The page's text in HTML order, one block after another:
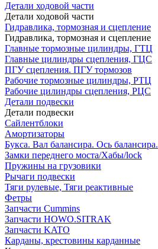
Детали ходовой части
Детали ходовой части
Гидравлика, тормозная и сцепление
Гидравлика, тормозная и сцепление
Главные тормозные цилиндры, ГТЦ
Главные цилиндры сцепления, ГЦС
ПГУ сцепления. ПГУ тормозов
Рабочие тормозные цилиндры, РТЦ
Рабочие цилиндры сцепления, РЦС
Детали подвески
Детали подвески
Cайлентблоки
Амортизаторы
Букса. Вал балансира. Ось балансира.
Замки переднего моста/Хабы/lock
Пружины на грузовики
Рычаги подвески
Тяги рулевые, Тяги реактивные
Фетры
Запчасти Cummins
Запчасти HOWO.SITRAK
Запчасти KATO
Карданы, крестовины карданные